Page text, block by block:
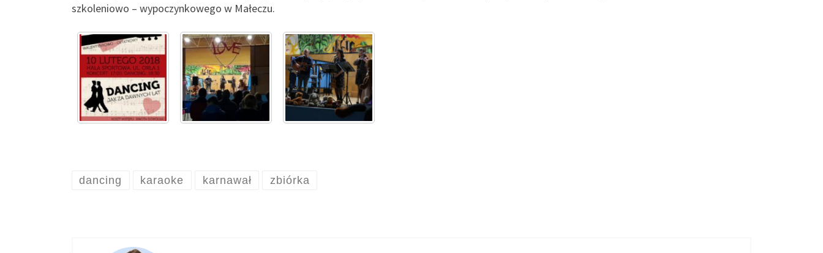
szkoleniowo – wypoczynkowego w Małeczu.
dancing karaoke karnawał zbiórka